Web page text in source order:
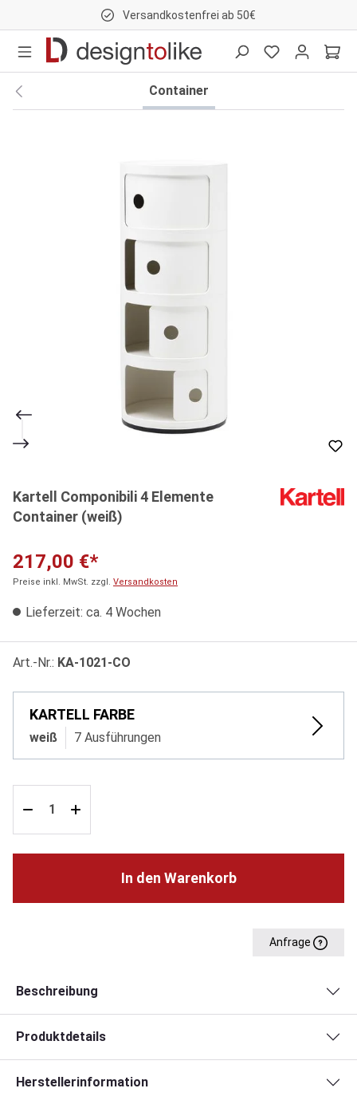
Versandkostenfrei ab 50€
Container
Kartell Componibili 4 Elemente
Container (weiß)
217,00 €*
Preise inkl. MwSt. zzgl. Versandkosten
Lieferzeit: ca. 4 Wochen
Art.-Nr.: KA-1021-CO
KARTELL FARBE
weiß 7 Ausführungen
In den Warenkorb
Anfrage
Beschreibung
Produktdetails
Herstellerinformation